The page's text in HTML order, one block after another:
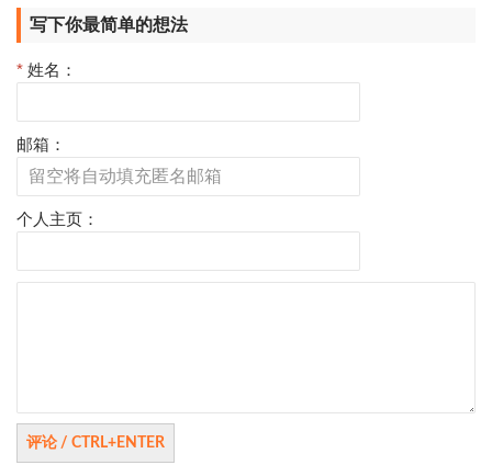
写下你最简单的想法
* 姓名：
邮箱：
个人主页：